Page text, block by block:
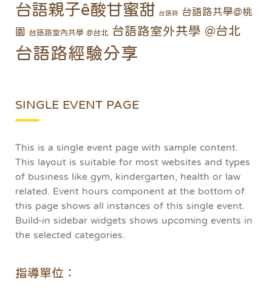
台語親子ê酸甘蜜甜 台語詩
台語路共學@桃
園
台語路室內共學 @台北 台語路室外共學 @台北
台語路經驗分享
SINGLE EVENT PAGE
This is a single event page with sample content.
This layout is suitable for most websites and types
of business like gym, kindergarten, health or law
related. Event hours component at the bottom of
this page shows all instances of this single event.
Build-in sidebar widgets shows upcoming events in
the selected categories.
指導單位：